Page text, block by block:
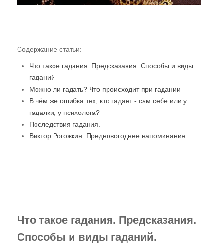
Читаем "Эниологию"...
Это интересно
Новости Планеты ( ссылки )
Послушать
Газета "ПК"
Содержание статьи:
Что такое гадания. Предсказания. Способы и виды
гаданий
Можно ли гадать? Что происходит при гадании
В чём же ошибка тех, кто гадает - сам себе или у
гадалки, у психолога?
Последствия гадания.
Виктор Рогожкин. Предновогоднее напоминание
Что такое гадания. Предсказания.
Способы и виды гаданий.